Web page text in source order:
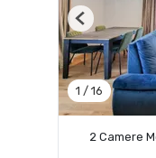
1 / 16
Previous
2 Camere